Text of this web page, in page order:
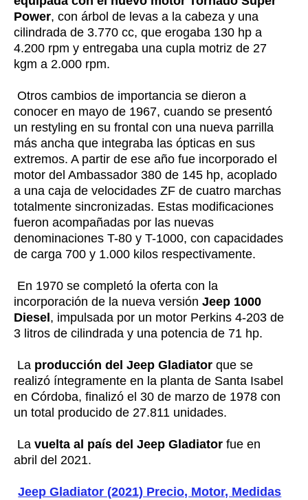
Power, con árbol de levas a la cabeza y una
cilindrada de 3.770 cc, que erogaba 130 hp a
4.200 rpm y entregaba una cupla motriz de 27
kgm a 2.000 rpm.
Otros cambios de importancia se dieron a
conocer en mayo de 1967, cuando se presentó
un restyling en su frontal con una nueva parrilla
más ancha que integraba las ópticas en sus
extremos. A partir de ese año fue incorporado el
motor del Ambassador 380 de 145 hp, acoplado
a una caja de velocidades ZF de cuatro marchas
totalmente sincronizadas. Estas modificaciones
fueron acompañadas por las nuevas
denominaciones T-80 y T-1000, con capacidades
de carga 700 y 1.000 kilos respectivamente.
En 1970 se completó la oferta con la
incorporación de la nueva versión Jeep 1000
Diesel , impulsada por un motor Perkins 4-203 de
3 litros de cilindrada y una potencia de 71 hp.
La producción del Jeep Gladiator que se
realizó íntegramente en la planta de Santa Isabel
en Córdoba, finalizó el 30 de marzo de 1978 con
un total producido de 27.811 unidades.
La vuelta al país del Jeep Gladiator fue en
abril del 2021.
Jeep Gladiator (2021) Precio, Motor, Medidas